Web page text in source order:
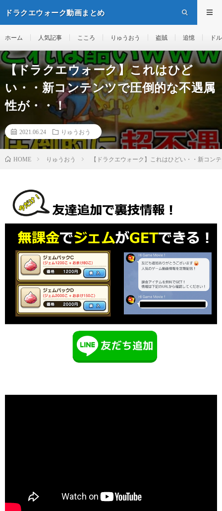
ドラクエウォーク動画まとめ
ホーム 人気記事 こころ りゅうおう 盗賊 追憶 ド
【ドラクエウォーク】これはひど
い・・新コンテンツで圧倒的な不遇属
性が・・！
2021.06.24 りゅうおう
HOME りゅうおう 【ドラクエウォーク】これはひどい・・新コン